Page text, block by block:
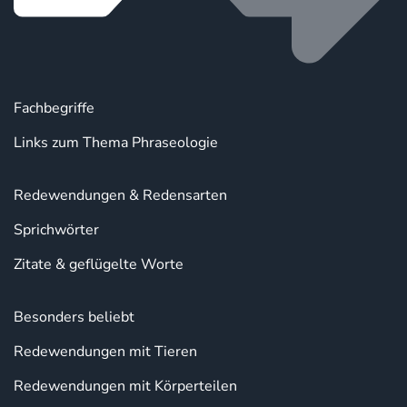
Fachbegriffe
Links zum Thema Phraseologie
Redewendungen & Redensarten
Sprichwörter
Zitate & geflügelte Worte
Besonders beliebt
Redewendungen mit Tieren
Redewendungen mit Körperteilen